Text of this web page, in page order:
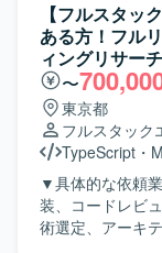
【フルスタッ
ある方！フル
ィングリサー
〜
東京都
フルスタック
TypeScript ・
▼具体的な依頼
装、コードレビ
術選定、アーキ